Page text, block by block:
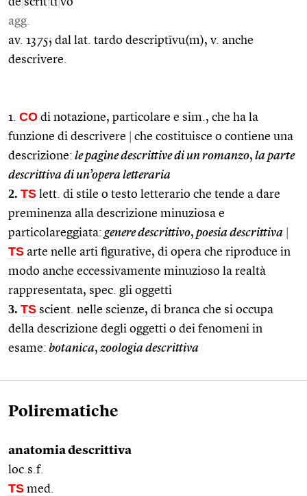
agg.
av. 1375; dal lat. tardo descriptīvu(m), v. anche
descrivere.
1. CO di notazione, particolare e sim., che ha la
funzione di descrivere
che costituisce o contiene una
descrizione: le pagine descrittive di un romanzo, la parte
descrittiva di un’opera letteraria
2. TS lett. di stile o testo letterario che tende a dare
preminenza alla descrizione minuziosa e
particolareggiata: genere descrittivo, poesia descrittiva
TS arte nelle arti figurative, di opera che riproduce in
modo anche eccessivamente minuzioso la realtà
rappresentata, spec. gli oggetti
3. TS scient. nelle scienze, di branca che si occupa
della descrizione degli oggetti o dei fenomeni in
esame: botanica, zoologia descrittiva
Polirematiche
anatomia descrittiva
loc.s.f.
TS med.